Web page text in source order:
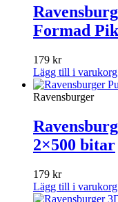
Formad
179 kr
Lägg till i varukorg
Ravensburger
2×500 bitar
179 kr
Lägg till i varukorg